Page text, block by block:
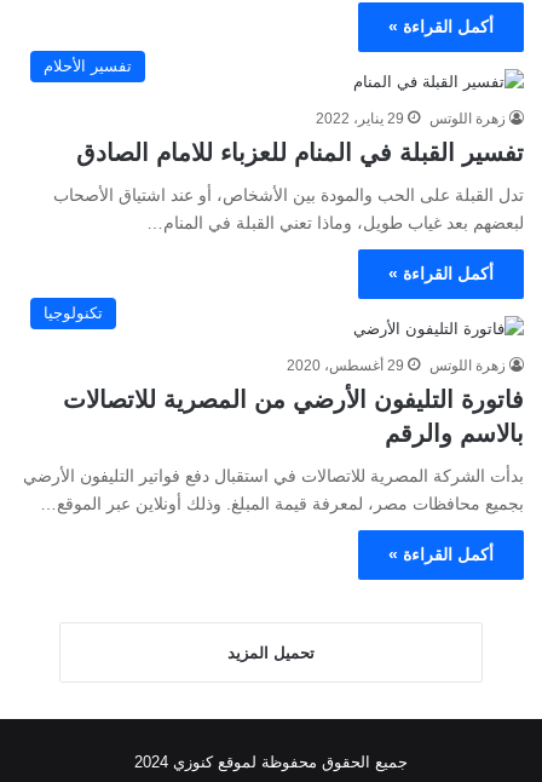
أكمل القراءة »
تفسير الأحلام
زهرة اللوتس 29 يناير، 2022
تفسير القبلة في المنام للعزباء للامام الصادق
تدل القبلة على الحب والمودة بين الأشخاص، أو عند اشتياق الأصحاب
لبعضهم بعد غياب طويل، وماذا تعني القبلة في المنام…
أكمل القراءة »
تكنولوجيا
زهرة اللوتس 29 أغسطس، 2020
فاتورة التليفون الأرضي من المصرية للاتصالات
بالاسم والرقم
بدأت الشركة المصرية للاتصالات في استقبال دفع فواتير التليفون الأرضي
بجميع محافظات مصر، لمعرفة قيمة المبلغ. وذلك أونلاين عبر الموقع…
أكمل القراءة »
تحميل المزيد
جميع الحقوق محفوظة لموقع كنوزي 2024